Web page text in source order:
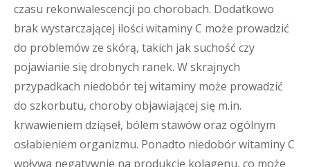
czasu rekonwalescencji po chorobach. Dodatkowo
brak wystarczającej ilości witaminy C może prowadzić
do problemów ze skórą, takich jak suchość czy
pojawianie się drobnych ranek. W skrajnych
przypadkach niedobór tej witaminy może prowadzić
do szkorbutu, choroby objawiającej się m.in.
krwawieniem dziąseł, bólem stawów oraz ogólnym
osłabieniem organizmu. Ponadto niedobór witaminy C
wpływa negatywnie na produkcję kolagenu, co może